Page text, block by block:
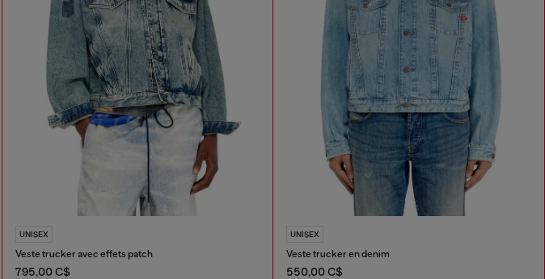
UNISEX
Veste trucker avec effets patch
795,00 C$
UNISEX
Veste trucker en denim
550,00 C$